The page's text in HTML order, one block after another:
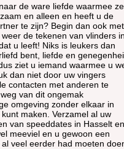
de ware liefde waarmee ze
en alleen en heeft u de
te zijn? Begin dan ook met
de tekenen van vlinders
u leeft! Niks is leukers dan
bent, liefde en
ziet u iemand waarmee u
dan niet door uw vingers
contacten met anderen te
van dit ongemak
omgeving zonder elkaar in
maken. Verzamel al uw
van speeddates in Hasselt en
meeviel en u gewoon een
veel eerder had moeten